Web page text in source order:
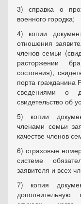
3) справка о
военного городка;
4) копии
отноше­ния
членов семьи
расторжении
состояния),
порта гражданина
сведениями о
свидетельство об
5) копии
членами се­мьи
качестве членов
6) страховые
систе­ме
заявителя и всех
7) копия